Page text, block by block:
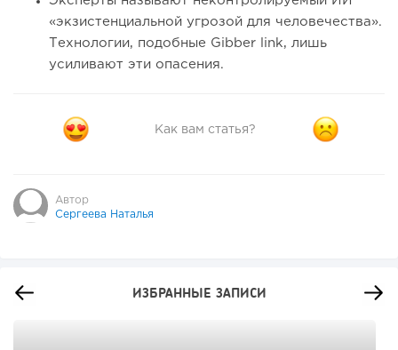
«экзистенциальной угрозой для человечества».
Технологии, подобные Gibber link, лишь
усиливают эти опасения.
Как вам статья?
Автор
Сергеева Наталья
ИЗБРАННЫЕ ЗАПИСИ